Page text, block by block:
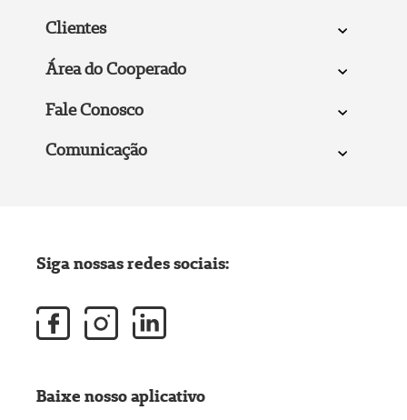
Clientes
Área do Cooperado
Fale Conosco
Comunicação
Siga nossas redes sociais:
Baixe nosso aplicativo